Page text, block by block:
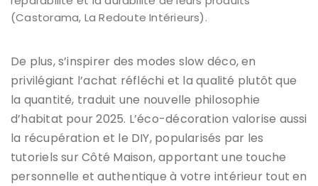
(Castorama, La Redoute Intérieurs).
De plus, s’inspirer des modes slow déco, en
privilégiant l’achat réfléchi et la qualité plutôt que
la quantité, traduit une nouvelle philosophie
d’habitat pour 2025. L’éco-décoration valorise aussi
la récupération et le DIY, popularisés par les
tutoriels sur Côté Maison, apportant une touche
personnelle et authentique à votre intérieur tout en